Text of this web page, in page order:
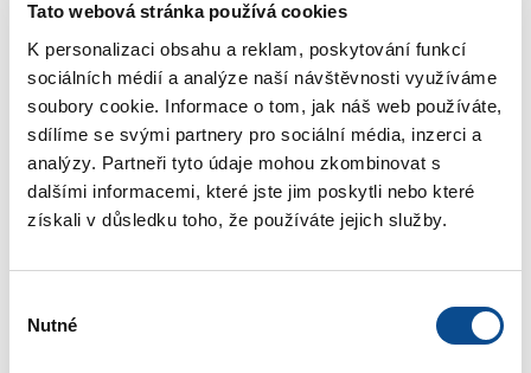
Tato webová stránka používá cookies
K personalizaci obsahu a reklam, poskytování funkcí
sociálních médií a analýze naší návštěvnosti využíváme
soubory cookie. Informace o tom, jak náš web používáte,
sdílíme se svými partnery pro sociální média, inzerci a
analýzy. Partneři tyto údaje mohou zkombinovat s
dalšími informacemi, které jste jim poskytli nebo které
získali v důsledku toho, že používáte jejich služby.
souhlasu
Nutné
Kraj: Pardubický
Energetický štítek: G
Cena: 929.000,-
Nemovitost byla prodána/pronajata
Exkluzivně nabízíme k prodeji krásný dům po rekonstrukci v Perné -